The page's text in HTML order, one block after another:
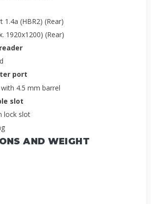
1.4a (HBR2) (Rear)
1920x1200) (Rear)
port
4.5 mm barrel
slot
lock slot
AND WEIGHT